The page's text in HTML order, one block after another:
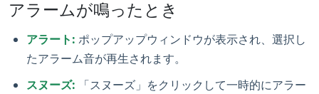
アラームが鳴ったとき
アラート: ポップアップウィンドウが表示され、選択し
たアラーム音が再生されます。
スヌーズ: 「スヌーズ」をクリックして一時的にアラー